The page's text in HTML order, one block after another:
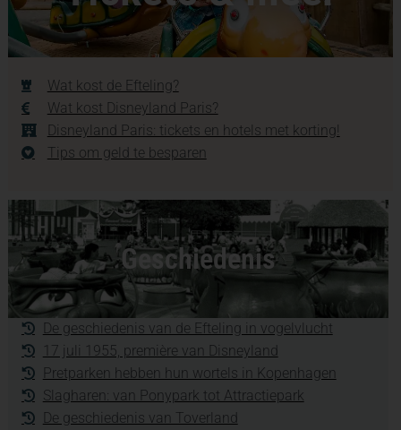
Wat kost de Efteling?
Wat kost Disneyland Paris?
Disneyland Paris: tickets en hotels met korting!
Tips om geld te besparen
Geschiedenis
De geschiedenis van de Efteling in vogelvlucht
17 juli 1955, première van Disneyland
Pretparken hebben hun wortels in Kopenhagen
Slagharen: van Ponypark tot Attractiepark
De geschiedenis van Toverland